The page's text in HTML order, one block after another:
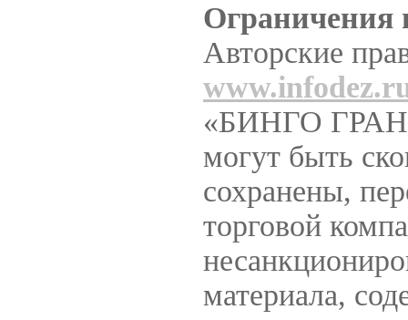
Ограничения
Авторские
«БИНГО
могут быть
сохранены,
торговой
материала,